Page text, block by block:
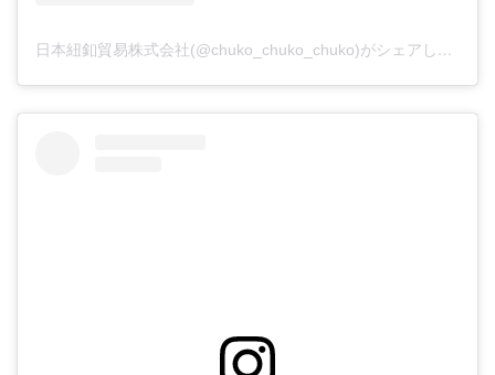
日本紐釦貿易株式会社(@chuko_chuko_chuko)がシェアした投稿